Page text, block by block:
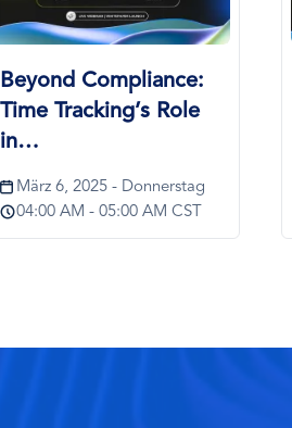
Beyond Compliance:
Time Tracking’s Role
in…
März 6, 2025 - Donnerstag
04:00 AM - 05:00 AM CST